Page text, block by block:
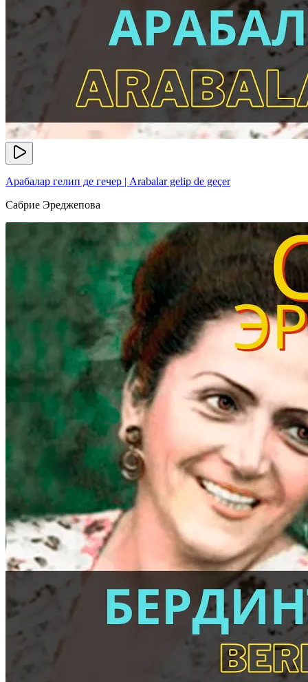
Арабалар гелип де гечер | Arabalar gelip de geçer
Сабрие Эреджепова